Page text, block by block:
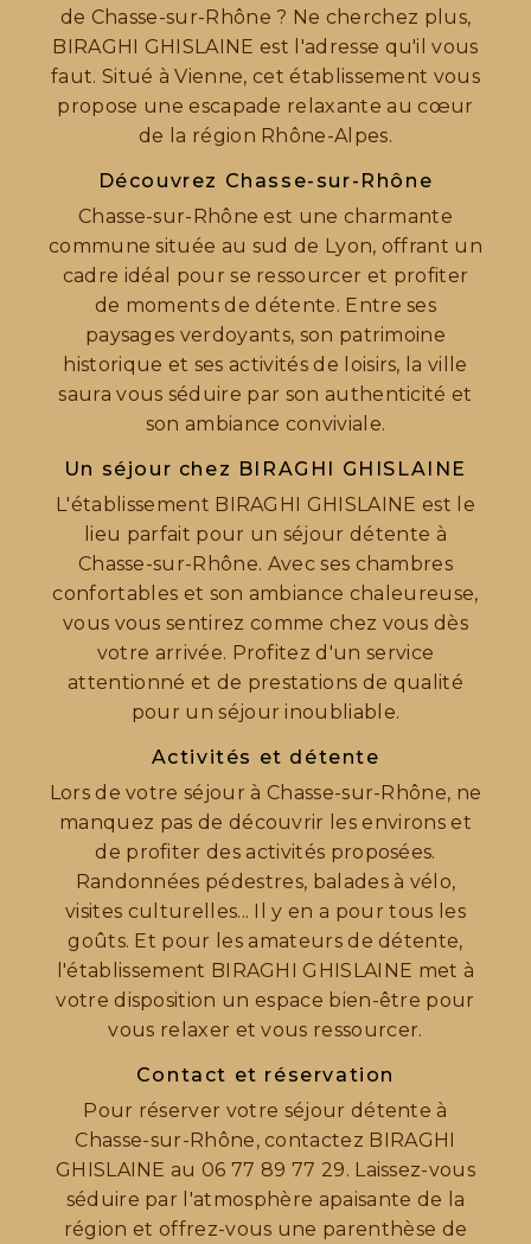
de Chasse-sur-Rhône ? Ne cherchez plus,
BIRAGHI GHISLAINE est l'adresse qu'il vous
faut. Situé à Vienne, cet établissement vous
propose une escapade relaxante au cœur
de la région Rhône-Alpes.
Découvrez Chasse-sur-Rhône
Chasse-sur-Rhône est une charmante
commune située au sud de Lyon, offrant un
cadre idéal pour se ressourcer et profiter
de moments de détente. Entre ses
paysages verdoyants, son patrimoine
historique et ses activités de loisirs, la ville
saura vous séduire par son authenticité et
son ambiance conviviale.
Un séjour chez BIRAGHI GHISLAINE
L'établissement BIRAGHI GHISLAINE est le
lieu parfait pour un séjour détente à
Chasse-sur-Rhône. Avec ses chambres
confortables et son ambiance chaleureuse,
vous vous sentirez comme chez vous dès
votre arrivée. Profitez d'un service
attentionné et de prestations de qualité
pour un séjour inoubliable.
Activités et détente
Lors de votre séjour à Chasse-sur-Rhône, ne
manquez pas de découvrir les environs et
de profiter des activités proposées.
Randonnées pédestres, balades à vélo,
visites culturelles... Il y en a pour tous les
goûts. Et pour les amateurs de détente,
l'établissement BIRAGHI GHISLAINE met à
votre disposition un espace bien-être pour
vous relaxer et vous ressourcer.
Contact et réservation
Pour réserver votre séjour détente à
Chasse-sur-Rhône, contactez BIRAGHI
GHISLAINE au 06 77 89 77 29. Laissez-vous
séduire par l'atmosphère apaisante de la
région et offrez-vous une parenthèse de